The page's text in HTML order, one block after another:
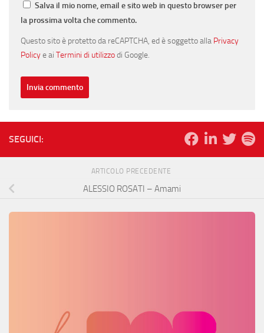
Salva il mio nome, email e sito web in questo browser per
la prossima volta che commento.
Questo sito è protetto da reCAPTCHA, ed è soggetto alla Privacy
Policye ai Termini di utilizzodi Google.
SEGUICI:
ARTICOLO PRECEDENTE
ALESSIO ROSATI – Amami